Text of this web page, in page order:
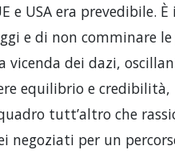
USA era prevedibile. È
e di non comminare
vicenda dei dazi,
equilibrio e
tutt’altro che
negoziati per un